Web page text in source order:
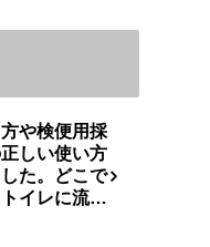
や検便用採
しい使い方
た。どこで
イレに流せ
す。